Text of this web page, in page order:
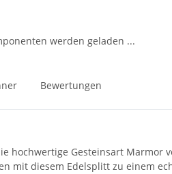
werden geladen ...
Bewertungen
hochwertige Gesteinsart Marmor
mit diesem Edelsplitt zu einem